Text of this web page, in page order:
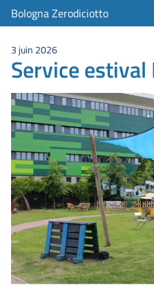
Bologna Zerodiciotto
3 juin 2026
Service